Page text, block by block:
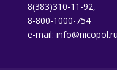
8(383)310-11-92,
8-800-1000-754
e-mail: info@nicopol.ru